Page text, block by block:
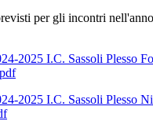
per gli incontri
2025 I.C. Sassoli Plesso
2025 I.C. Sassoli Plesso